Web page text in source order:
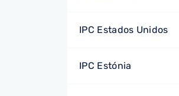
IPC Estados Unidos
IPC Estónia